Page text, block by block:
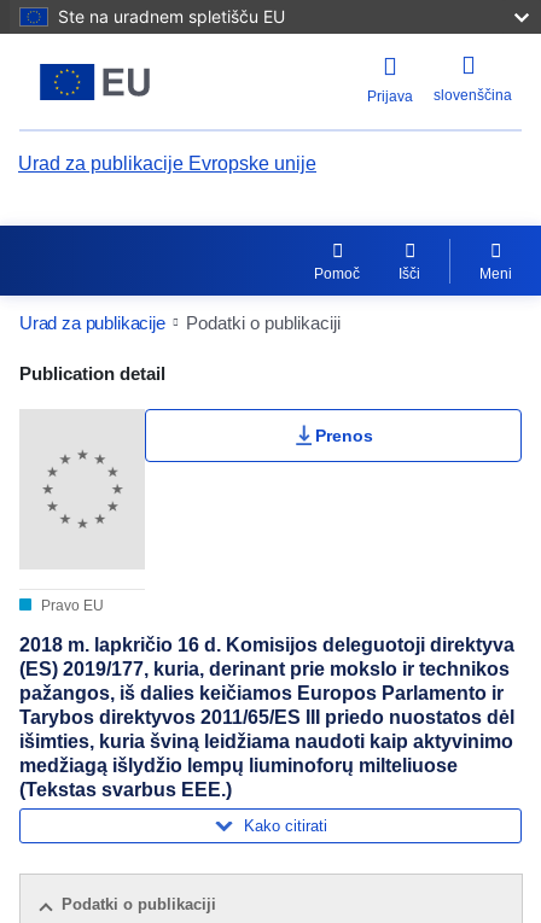
Ste na uradnem spletišču EU
Prijava slovenščina
Urad za publikacije Evropske unije
Pomoč Išči Meni
Urad za publikacije Podatki o publikaciji
Publication Detail Actions Portlet
Publication detail
Pravo EU
Prenos
2018 m. lapkričio 16 d. Komisijos deleguotoji direktyva
(ES) 2019/177, kuria, derinant prie mokslo ir technikos
pažangos, iš dalies keičiamos Europos Parlamento ir
Tarybos direktyvos 2011/65/ES III priedo nuostatos dėl
išimties, kuria šviną leidžiama naudoti kaip aktyvinimo
medžiagą išlydžio lempų liuminoforų milteliuose
(Tekstas svarbus EEE.)
Kako citirati
Podatki o publikaciji